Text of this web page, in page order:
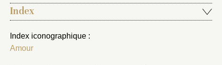
Index
Index iconographique :
Amour